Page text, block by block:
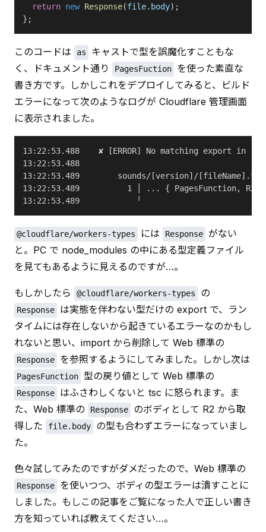
  return
new Response(file. body);
};
このコードは as
キャストで型を誤魔化すこともな
く、ドキュメント通り
PagesFuction
を使った素直な
書き方です。しかしこれをデプロイしてみると、ビルド
エラーになって次のようなログが Cloudflare 管理画面
に表示されました。
13:22:53.488	✘ [ERROR] No matching
13:22:53.488
13:22:53.489	    sounds/[version]/
13:22:53.489	      1 │ ... {
13:22:53.489	        ╵
@cloudflare/workers-types には Response がない
と。PC で node_modules の中にある型定義ファイル
を見てもあるように見えるのですが…。
もしかしたら @cloudflare/workers-types の
Response
は実態を伴わない型だけの export で、ラン
タイムには存在しないから起きているエラーなのかもし
れないと思い、import から削除して Web 標準の
Response
PagesFunction 型の戻り値として Web 標準の
Response
はふさわしくないと tsc に怒られます。ま
た、Web 標準の
Response
のボディとして R2 から取
得した
file.body
の型も合わずエラーになっていまし
た。
色々試してみたのですがダメだったので、Web 標準の
Response
を使いつつ、ボディの型エラーは潰すことに
しました。もしこの記事をご覧になった人で正しい書き
方を知っていれば教えてください…。